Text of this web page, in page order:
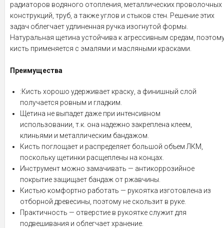
радиаторов водяного отопления, металлических проволочных
конструкций, труб, а также углов и стыков стен. Решение этих
задач облегчает удлиненная ручка изогнутой формы.
Натуральная щетина устойчива к агрессивным средам,
кисть применяется с эмалями и масляными красками.
Преимущества
:Кисть хорошо удерживает краску, а финишный слой
получается ровным и гладким.
Щетина не выпадет даже при интенсивном
использовании, т.к. она надежно закреплена клеем,
клиньями и металлическим бандажом.
Кисть поглощает и распределяет большой объем ЛКМ,
поскольку щетинки расщеплены на концах.
Инструмент можно замачивать — антикоррозийное
покрытие защищает бандаж от ржавчины.
Кистью комфортно работать — рукоятка изготовлена из
отборной древесины, поэтому не скользит в руке.
Практичность — отверстие в рукоятке служит для
подвешивания и облегчает хранение.